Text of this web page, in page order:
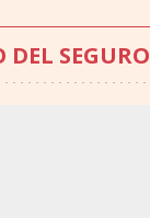
DEL SEGURO